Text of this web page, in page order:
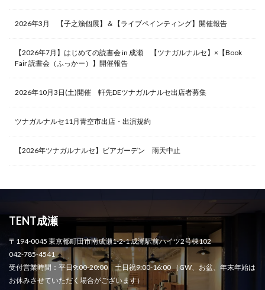
2026年3月 【子之籏個展】＆【ライブペインティング】開催報告
【2026年7月】はじめての読書会 in 成瀬 【ツナガルナルセ】×【Book
Fair 読書会（ふっかー）】開催報告
2026年10月3日(土)開催 軒先DEツナガルナルセ出店者募集
ツナガルナルセ11月青空市出店・出演規約
【2026年ツナガルナルセ】ビアガーデン 雨天中止
TENT成瀬
〒194-0045 東京都町田市南成瀬1-2-1 成瀬駅前ハイツ2号棟102
042-785-4541
受付営業時間：平日9:00-20:00 土日祝9:00-16:00 （GW、お盆、年末年始は
お休みさせていただく場合がございます）